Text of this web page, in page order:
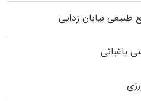
طبیعی بیابان زدایی
باغبانی